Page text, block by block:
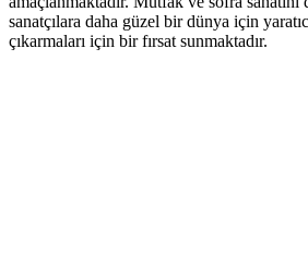
sanatçılara daha güzel bir dünya için
çıkarmaları için bir fırsat sunmaktadır.